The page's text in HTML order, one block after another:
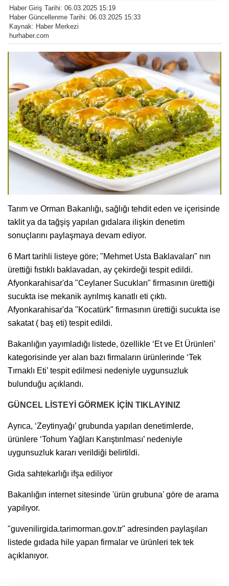
Haber Giriş Tarihi: 06.03.2025 15:19
Haber Güncellenme Tarihi: 06.03.2025 15:33
Kaynak: Haber Merkezi
hurhaber.com
Tarım ve Orman Bakanlığı, sağlığı tehdit eden ve içerisinde
taklit ya da tağşiş yapılan gıdalara ilişkin denetim
sonuçlarını paylaşmaya devam ediyor.
6 Mart tarihli listeye göre; "Mehmet Usta Baklavaları" nın
ürettiği fıstıklı baklavadan, ay çekirdeği tespit edildi.
Afyonkarahisar'da "Ceylaner Sucukları" firmasının ürettiği
sucukta ise mekanik ayrılmış kanatlı eti çıktı.
Afyonkarahisar'da "Kocatürk" firmasının ürettiği sucukta ise
sakatat ( baş eti) tespit edildi.
Bakanlığın yayımladığı listede, özellikle ‘Et ve Et Ürünleri’
kategorisinde yer alan bazı firmaların ürünlerinde ‘Tek
Tırnaklı Eti’ tespit edilmesi nedeniyle uygunsuzluk
bulunduğu açıklandı.
GÜNCEL LİSTEYİ GÖRMEK İÇİN TIKLAYINIZ
Ayrıca, ‘Zeytinyağı’ grubunda yapılan denetimlerde,
ürünlere ‘Tohum Yağları Karıştırılması’ nedeniyle
uygunsuzluk kararı verildiği belirtildi.
Gıda sahtekarlığı ifşa ediliyor
Bakanlığın internet sitesinde 'ürün grubuna' göre de arama
yapılıyor.
"guvenilirgida.tarimorman.gov.tr" adresinden paylaşılan
listede gıdada hile yapan firmalar ve ürünleri tek tek
açıklanıyor.